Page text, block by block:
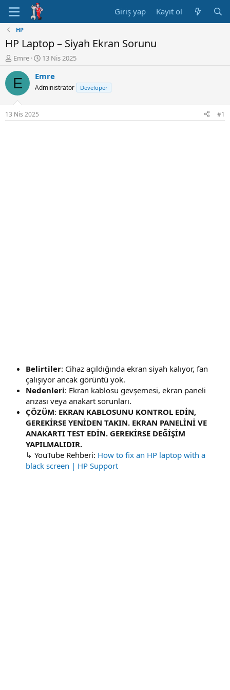
Giriş yap Kayıt ol
HP
HP Laptop – Siyah Ekran Sorunu
K
n
u
y
u
B
a
Emre
B
ş
l
n
ı
13 Nis 2025
E Emre
Administrator Developer
13 Nis 2025 #1
Belirtiler: Cihaz açıldığında ekran siyah kalıyor, fan
çalışıyor ancak görüntü yok.
Nedenleri: Ekran kablosu gevşemesi, ekran paneli
arızası veya anakart sorunları.
ÇÖZÜM: EKRAN KABLOSUNU KONTROL EDİN,
GEREKİRSE YENİDEN TAKIN. EKRAN PANELİNİ VE
ANAKARTI TEST EDİN. GEREKİRSE DEĞİŞİM
YAPILMALIDIR.
↳ YouTube Rehberi: How to fix an HP laptop with a
black screen | HP Support